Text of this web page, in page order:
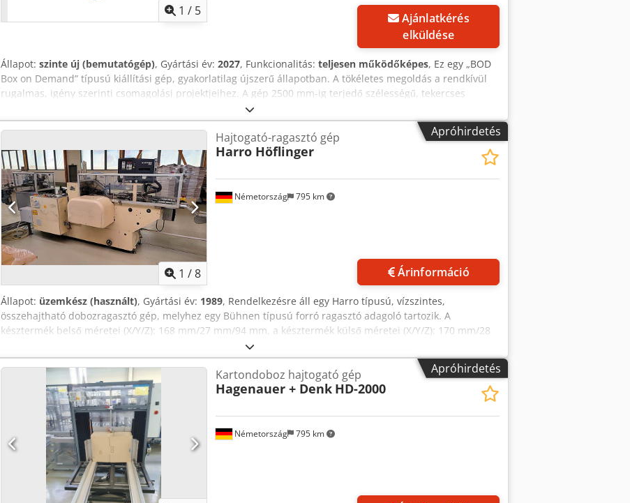
1 / 5
Ajánlatkérés
elküldése
Állapot: szinte új (bemutatógép), Gyártási év: 2027, Funkcionalitás: teljesen működőképes, Ez egy „BOD
Box on Demand” típusú kiállítási gép, gyakorlatilag újszerű állapotban. A tökéletes megoldás a rendkívül
rugalmas, igény szerinti csomagolási projektjeihez. A gép 2500 mm-ig terjedő szélességű, tekercses
hullámkartonnal dolgozik. 2CL kartonváltó rendszerrel és SbS-sel (side-by-side – egymás mellett) van
felszerelve, akár 2 kartonköteg egyidejű használatára. Így akár 4 hullámkarton-köteg is elhelyezhető a
gépben. A gép bármikor megtekinthető. Csdpfx Aljznw T Ieisha A gép azonnal rendelkezésre áll – a készlet
függvényében.
Apróhirdetés
1 /8
Németország 795 km
Hajtogató-ragasztó gép
Harro Höflinger
Árinformáció
Állapot: üzemkész (használt), Gyártási év: 1989, Rendelkezésre áll egy Harro típusú, vízszintes,
összehajtható dobozragasztó gép, melyhez egy Bühnen típusú forró ragasztó adagoló tartozik. A
késztermék belső méretei (X/Y/Z): 168 mm/27 mm/94 mm, a késztermék külső méretei (X/Y/Z): 170 mm/28
mm/95 mm, a termék nettó tömege: 60 g, a termék lapos tárolási méretei (X/Y): 252,5 mm/169 mm, a forró
ragasztó adagoló gyártási éve: 2011. A gépet 1987-ben felújították. A termékadatok a jelenlegi
termékformátumokra vonatkoznak. Dokumentáció rendelkezésre áll. Lehetőség van helyszíni bemutatóra.
Chedpfx Aezp Rf Teliea
Apróhirdetés
Németország 795 km
Kartondoboz hajtogató gép
Hagenauer + Denk HD-2000